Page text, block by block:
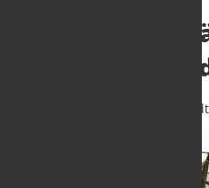
Plattform zur
von Hubert Hunscheidt